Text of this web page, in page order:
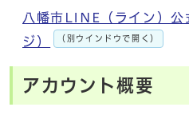
八幡市LINE（ライン）公
ジ）
（別ウインドウで開く）
アカウント概要